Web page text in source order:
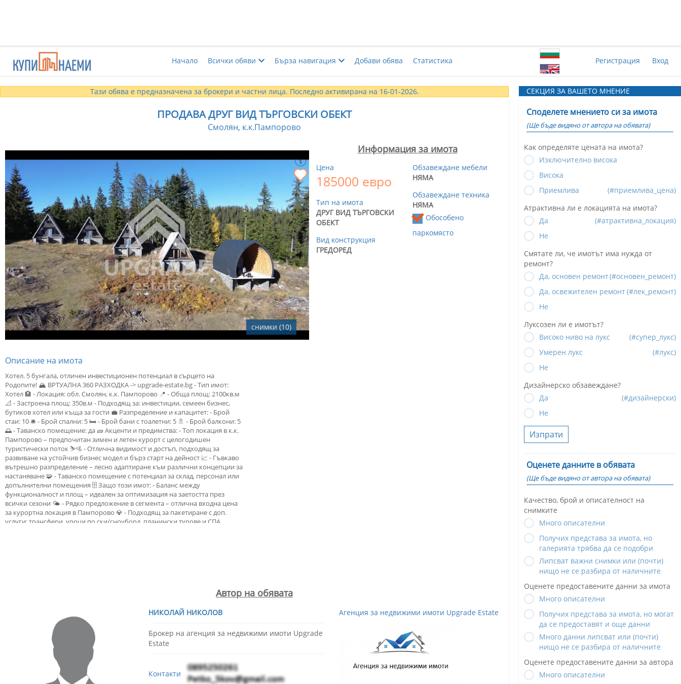
Регистрация Вход
Начало Всички обяви Бърза навигация Добави обява Статистика
Тази обява е предназначена за брокери и частни лица. Последно активирана на 16-01-2026.
ПРОДАВА ДРУГ ВИД ТЪРГОВСКИ ОБЕКТ
Смолян, к.к.Пампорово
снимки (10)
Информация за имота
Цена
185000 евро
Тип на имота
ДРУГ ВИД ТЪРГОВСКИ
ОБЕКТ
Вид конструкция
ГРЕДОРЕД
Обзавеждане мебели
НЯМА
Обзавеждане техника
НЯМА
Обособено
паркомясто
Описание на имота
Хотел. 5 бунгала, отличен инвестиционен потенциал в сърцето на
Родопите! 🏔️ ВРТУАЛНА 360 РАЗХОДКА -> upgrade-estate.bg - Тип имот:
Хотел 🏨 - Локация: обл. Смолян, к.к. Пампорово 📍 - Общa площ: 2100кв.м
📐 - Застроена площ: 350в.м - Подходящ за: инвестиции, семеен бизнес,
бутиков хотел или къща за гости 💼 Разпределение и капацитет: - Брой
стаи: 10 🛎️ - Брой спални: 5 🛏️ - Брой бани с тоалетни: 5 🚿 - Брой балкони: 5
🌅 - Таванско помещение: да 🧱 Акценти и предимства: - Топ локация в к.к.
Пампорово – предпочитан зимен и летен курорт с целогодишен
туристически поток ⛷️🚵 - Отлична видимост и достъп, подходящ за
развиване на устойчив бизнес модел и бърз старт на дейност 📈 - Гъвкаво
вътрешно разпределение – лесно адаптиране към различни концепции за
настаняване 🧩 - Таванско помещение с потенциал за склад, персонал или
допълнителни помещения 🗄️ Защо този имот: - Баланс между
функционалност и площ – идеален за оптимизация на заетостта през
всички сезони 🌤️ - Рядко предложение в сегмента – отлична входна цена
за курортна локация в Пампорово 💎 - Подходящ за пакетиране с доп.
услуги: трансфери, уроци по ски/сноуборд, планински турове и СПА
близките природни забележителности. 🌲🛣️ Брой стаи: 10. Брой спални: 5.
канализация, ток, с разрешение за строеж. Виртуална разходка:
https://kuula.co/share/collection/7HxXC?
logo=1&info=0&logosize=66&fs=1&vr=1&thumbs=1.
Автор на обявата
НИКОЛАЙ НИКОЛОВ
Брокер на агенция за недвижими имоти Upgrade
Estate
Контакти
Агенция за недвижими имоти Upgrade Estate
СЕКЦИЯ ЗА ВАШЕТО МНЕНИЕ
Споделете мнението си за имота
(Ще бъде видяно от автора на обявата)
Как определяте цената на имота?
Изключително висока
Висока
Приемлива
(#приемлива_цена)
Атрактивна ли е локацията на имота?
Да
(#атрактивна_локация)
Не
Смятате ли, че имотът има нужда от
ремонт?
Да, основен ремонт(#основен_ремонт)
Да, освежителен ремонт(#лек_ремонт)
Не
Луксозен ли е имотът?
Високо ниво на лукс
(#супер_лукс)
Умерен лукс
(#лукс)
Не
Дизайнерско обзавеждане?
Да
(#дизайнерски)
Не
Изпрати
Оценете данните в обявата
(Ще бъде видяно от автора на обявата)
Качество, брой и описателност на
снимките
Много описателни
Получих представа за имота, но
галерията трябва да се подобри
Липсват важни снимки или (почти)
нищо не се разбира от наличните
Оценете предоставените данни за имота
Много описателни
Получих представа за имота, но могат
да се предоставят и още данни
Много данни липсват или (почти)
нищо не се разбира от наличните
Оценете предоставените данни за автора
Много описателни